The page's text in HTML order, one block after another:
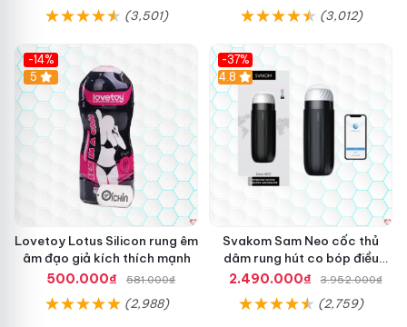
(3,501) (3,012)
-14%
Hot
5
Lovetoy Lotus Silicon rung êm
âm đạo giả kích thích mạnh
500.000₫
581.000₫
(2,988)
-37%
4.8
Svakom Sam Neo cốc thủ
dâm rung hút co bóp điều
khiển App
2.490.000₫ 3.952.000₫
(2,759)